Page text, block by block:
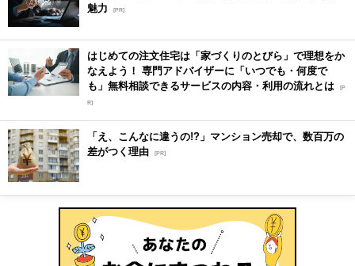
魅力
[PR]
はじめての注文住宅は「家づくりのとびら」で理想をか
なえよう！ 専門アドバイザーに「いつでも・何度で
も」無料相談できるサービスの内容・利用の流れとは [P
R]
「え、こんなに違うの!?」マンション売却で、数百万の
差がつく理由 [PR]